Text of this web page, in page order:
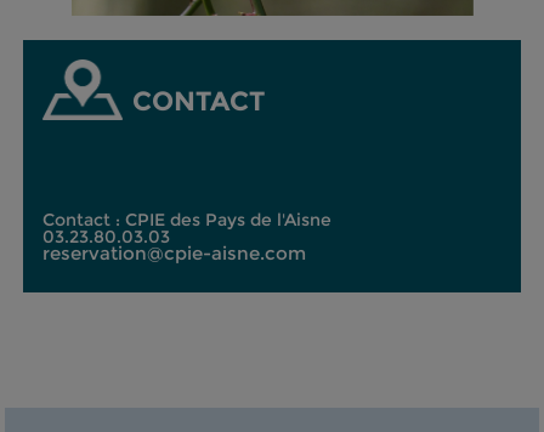
CONTACT
Contact : CPIE des Pays de l'Aisne
03.23.80.03.03
reservation@cpie-aisne.com